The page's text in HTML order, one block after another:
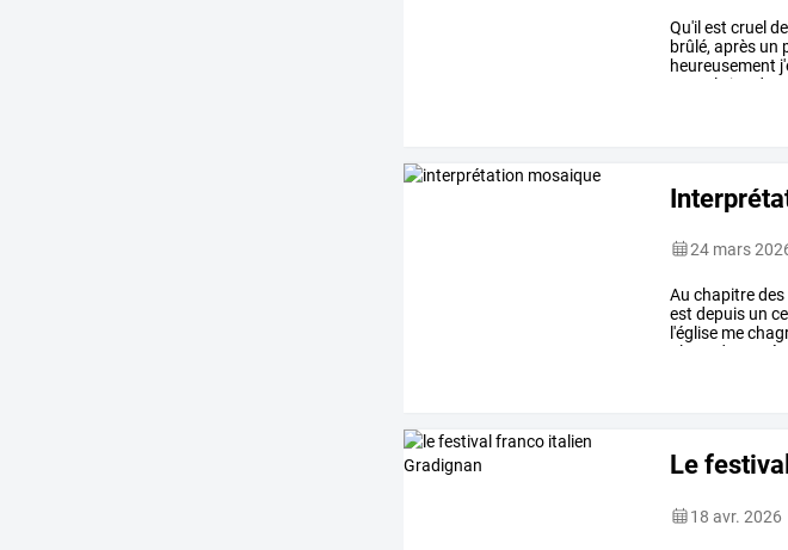
Qu'il est cruel de
brûlé, après un
heureusement
le jeu de
24 mars
Au chapitredes
est depuis un
l'église me
placard trouvée
Le
18 avr. 2026